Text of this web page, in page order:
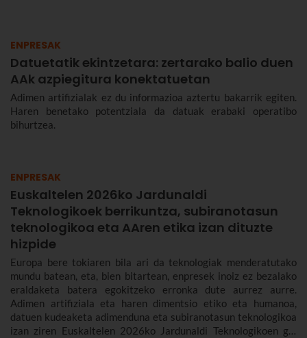
ENPRESAK
Datuetatik ekintzetara: zertarako balio duen
AAk azpiegitura konektatuetan
Adimen artifizialak ez du informazioa aztertu bakarrik egiten.
Haren benetako potentziala da datuak erabaki operatibo
bihurtzea.
ENPRESAK
Euskaltelen 2026ko Jardunaldi
Teknologikoek berrikuntza, subiranotasun
teknologikoa eta AAren etika izan dituzte
hizpide
Europa bere tokiaren bila ari da teknologiak menderatutako
mundu batean, eta, bien bitartean, enpresek inoiz ez bezalako
eraldaketa batera egokitzeko erronka dute aurrez aurre.
Adimen artifiziala eta haren dimentsio etiko eta humanoa,
datuen kudeaketa adimenduna eta subiranotasun teknologikoa
izan ziren Euskaltelen 2026ko Jardunaldi Teknologikoen gai